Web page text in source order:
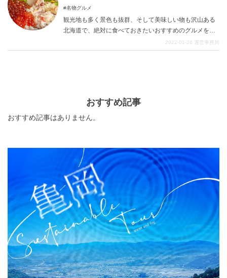
名物グルメ
観光地も多く景色も抜群、そして美味しい物も沢山ある
北海道で、絶対に食べておきたいおすすめのグルメをご
紹介します。ラーメンにジンギスカン、海鮮にスイーツ
と盛りだくさんの北海道グルメを、是非堪能してみてく
2022-01-26 運営事務局
おすすめ記事
おすすめ記事はありません。